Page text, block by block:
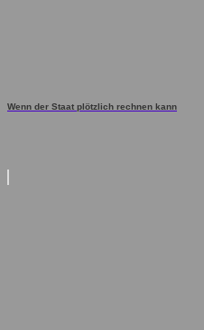
Wenn der Staat plötzlich rechnen kann